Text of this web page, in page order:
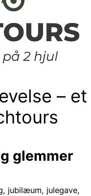
– et
glemmer
jubilæum, julegave,